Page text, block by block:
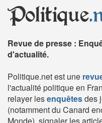
Politique
Revue de presse :
d'actualité.
Politique.net est une
l'actualité politique en
relayer lesenquêtesdes
(notamment du Canard